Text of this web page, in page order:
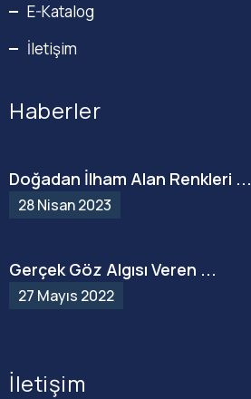
E-Katalog
İletişim
Haberler
Doğadan İlham Alan Renkleri ...
28 Nisan 2023
Gerçek Göz Algısı Veren ...
27 Mayıs 2022
İletişim